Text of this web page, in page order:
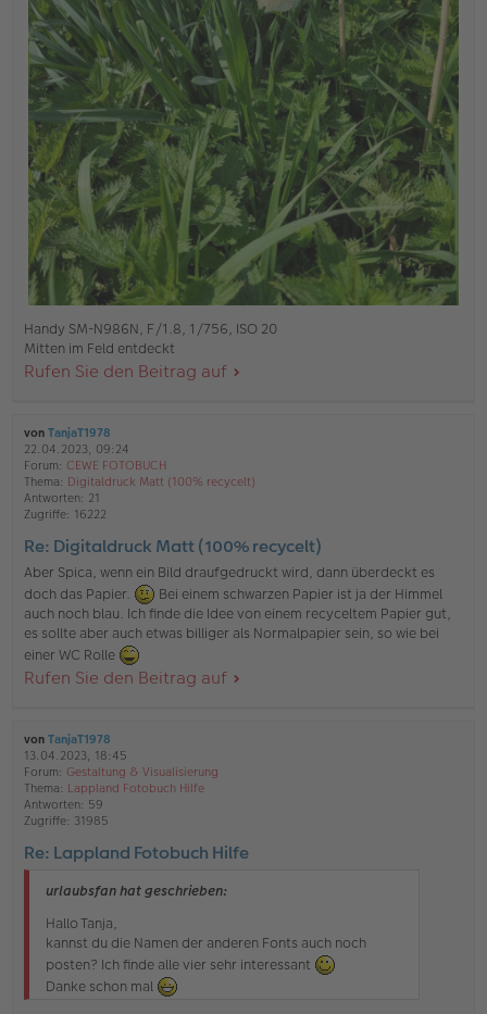
Handy SM-N986N, F/1.8, 1/756, ISO 20
Mitten im Feld entdeckt
Rufen Sie den Beitrag auf
von TanjaT1978
22.04.2023, 09:24
Forum: CEWE FOTOBUCH
Thema: Digitaldruck Matt (100% recycelt)
Antworten: 21
Zugriffe: 16222
Re: Digitaldruck Matt (100% recycelt)
Aber Spica, wenn ein Bild draufgedruckt wird, dann überdeckt es
doch das Papier.
Bei einem schwarzen Papier ist ja der Himmel
auch noch blau. Ich finde die Idee von einem recyceltem Papier gut,
es sollte aber auch etwas billiger als Normalpapier sein, so wie bei
einer WC Rolle
Rufen Sie den Beitrag auf
von TanjaT1978
13.04.2023, 18:45
Forum: Gestaltung & Visualisierung
Thema: Lappland Fotobuch Hilfe
Antworten: 59
Zugriffe: 31985
Re: Lappland Fotobuch Hilfe
urlaubsfan hat geschrieben:
Hallo Tanja,
kannst du die Namen der anderen Fonts auch noch
posten? Ich finde alle vier sehr interessant
Danke schon mal